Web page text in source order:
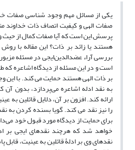
یکی از مسائل مهم وجود شناسی صفات
صفات الهی و کیفیت اتصاف ذات خداوند
پرسش این است که آیا صفات کمال از حیث
هستند یا زائد بر ذات؟ این مقاله با
بررسی آراء عضدالدین‌ایجی در مسئله
است و در این مسئله از دیدگاه اشاعره
بر ذات الهی هستند حمایت می کند. با این
به نقد ادله اشاعره می‌پردازد، بدون
ارائه کند. افزون بر آن، دلایل قائلین به
را نیز نقد می کند. گویا بسنده کردن به
برای حمایت از دیدگاه مورد قبول خود
خواهد شد که هرچند نقدهای ایجی بر
نقدهای وی بر ادلۀ قائلین به عینیت،